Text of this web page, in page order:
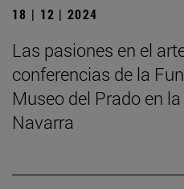
18 | 12 | 2024
Las pasiones en el
conferencias de la
Museo del Prado en
Navarra